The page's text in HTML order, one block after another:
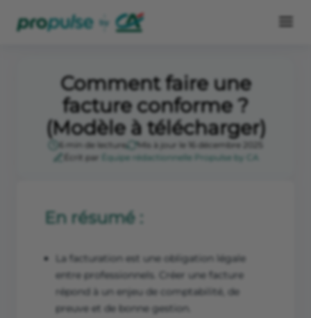
Comment faire une
facture conforme ?
(Modèle à télécharger)
6 min de lecture
Mis à jour le 16 décembre 2025
Écrit par
Équipe rédactionnelle Propulse by CA
En résumé :
La facturation est une obligation légale
entre professionnels. Créer une facture
répond à un enjeu de comptabilité, de
preuve et de bonne gestion.